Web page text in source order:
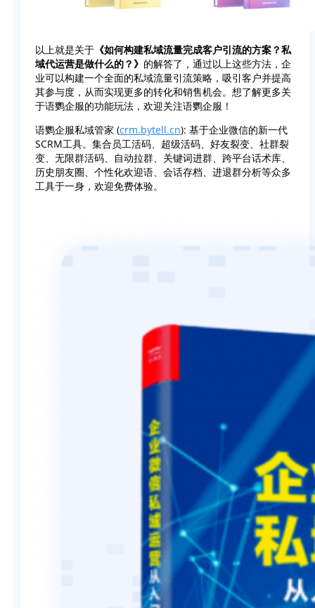
以上就是关于 《如何构建私域流量完成客户引流的方案？私
域代运营是做什么的？》 的解答了，通过以上这些方法，企
业可以构建一个全面的私域流量引流策略，吸引客户并提高
其参与度，从而实现更多的转化和销售机会。想了解更多关
于语鹦企服的功能玩法，欢迎关注语鹦企服！
语鹦企服私域管家 (crm.bytell.cn): 基于企业微信的新一代
SCRM工具。集合员工活码、超级活码、好友裂变、社群裂
变、无限群活码、自动拉群、关键词进群、跨平台话术库、
历史朋友圈、个性化欢迎语、会话存档、进退群分析等众多
工具于一身，欢迎免费体验。